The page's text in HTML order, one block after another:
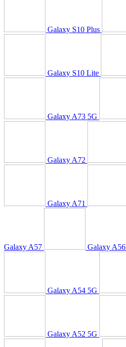
Galaxy S10 Plus
Galaxy S10 Lite
Galaxy A73 5G
Galaxy A72
Galaxy A71
Galaxy A57 Galaxy A56
Galaxy A54 5G
Galaxy A52 5G